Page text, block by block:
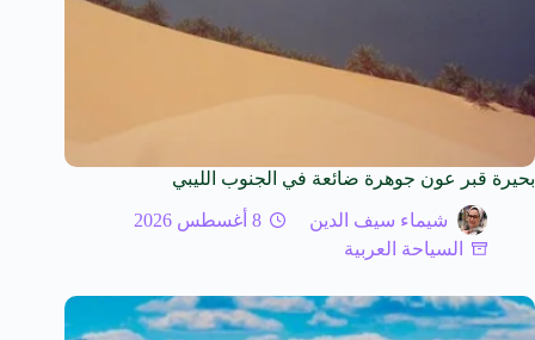
بحيرة قبر عون جوهرة ضائعة في الجنوب الليبي
شيماء سيف الدين
8 أغسطس 2026
السياحة العربية